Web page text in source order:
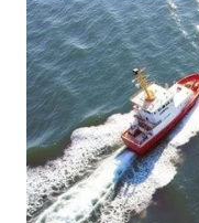
WAHANA
TV
WAHANANEWS
ID
WAHANANEWS